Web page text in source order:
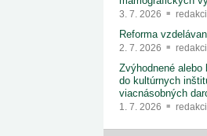
3. 7. 2026
Reforma
2. 7. 2026
Zvýhodnené alebo
do kultúrnych
viacnásobných
1. 7. 2026